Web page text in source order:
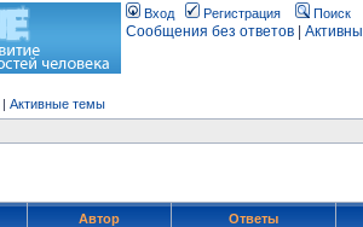
Вход Регистрация Поиск
Сообщения без ответов
| Активные темы
Автор Ответы